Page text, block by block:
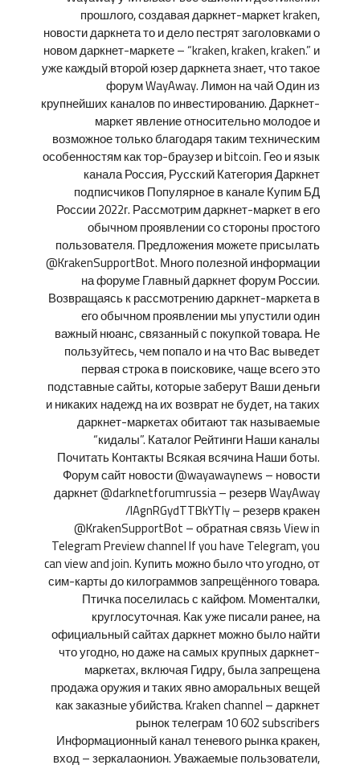
прошлого, создавая даркнет-маркет kraken,
новости даркнета то и дело пестрят заголовками о
новом даркнет-маркете – “kraken, kraken, kraken.” и
уже каждый второй юзер даркнета знает, что такое
форум WayAway. Лимон на чай Один из
крупнейших каналов по инвестированию. Даркнет-
маркет явление относительно молодое и
возможное только благодаря таким техническим
особенностям как тор-браузер и bitcoin. Гео и язык
канала Россия, Русский Категория Даркнет
подписчиков Популярное в канале Купим БД
России 2022г. Рассмотрим даркнет-маркет в его
обычном проявлении со стороны простого
пользователя. Предложения можете присылать
@KrakenSupportBot. Много полезной информации
на форуме Главный даркнет форум России.
Возвращаясь к рассмотрению даркнет-маркета в
его обычном проявлении мы упустили один
важный нюанс, связанный с покупкой товара. Не
пользуйтесь, чем попало и на что Вас выведет
первая строка в поисковике, чаще всего это
подставные сайты, которые заберут Ваши деньги
и никаких надежд на их возврат не будет, на таких
даркнет-маркетах обитают так называемые
“кидалы”. Каталог Рейтинги Наши каналы
Почитать Контакты Всякая всячина Наши боты.
Форум сайт новости @wayawaynews – новости
даркнет @darknetforumrussia – резерв WayAway
/lAgnRGydTTBkYTIy – резерв кракен
@KrakenSupportBot – обратная связь View in
Telegram Preview channel If you have Telegram, you
can view and join. Купить можно было что угодно, от
сим-карты до килограммов запрещённого товара.
Птичка поселилась с кайфом. Моменталки,
круглосуточная. Как уже писали ранее, на
официальный сайтах даркнет можно было найти
что угодно, но даже на самых крупных даркнет-
маркетах, включая Гидру, была запрещена
продажа оружия и таких явно аморальных вещей
как заказные убийства. Kraken channel – даркнет
рынок телеграм 10 602 subscribers
Информационный канал теневого рынка кракен,
вход – зеркалаонион. Уважаемые пользователи,